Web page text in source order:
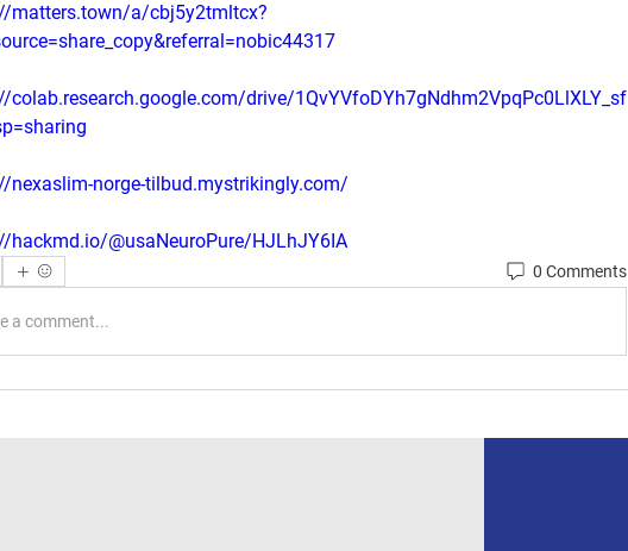
matters.town/a/cbj5y2tmltcx?
colab.research.google.com/drive/1QvYVfoDYh7gNdhm2VpqPc0LlXLY_sf
nexaslim-norge-tilbud.mystrikingly.com/
hackmd.io/@usaNeuroPure/HJLhJY6IA
0 Comments
a comment...